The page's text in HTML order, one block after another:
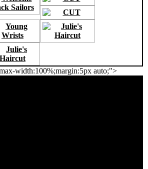
width:100%;margin:5px auto;">